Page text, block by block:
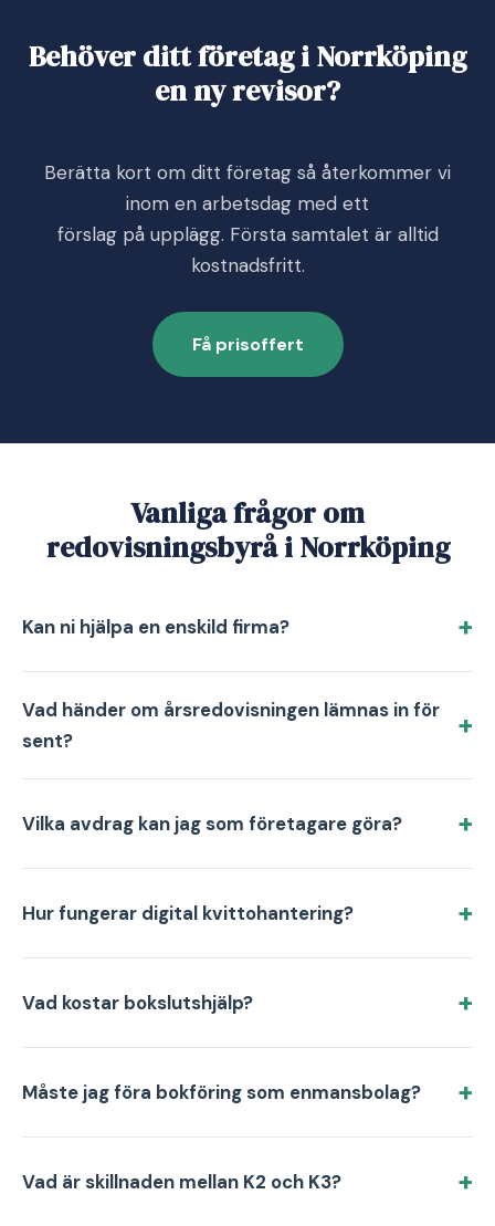
Behöver ditt företag i Norrköping
en ny revisor?
Berätta kort om ditt företag så återkommer vi
inom en arbetsdag med ett
förslag på upplägg. Första samtalet är alltid
kostnadsfritt.
Få prisoffert
Vanliga frågor om
redovisningsbyrå i Norrköping
Kan ni hjälpa en enskild firma?
Vad händer om årsredovisningen lämnas in för
sent?
Vilka avdrag kan jag som företagare göra?
Hur fungerar digital kvittohantering?
Vad kostar bokslutshjälp?
Måste jag föra bokföring som enmansbolag?
Vad är skillnaden mellan K2 och K3?